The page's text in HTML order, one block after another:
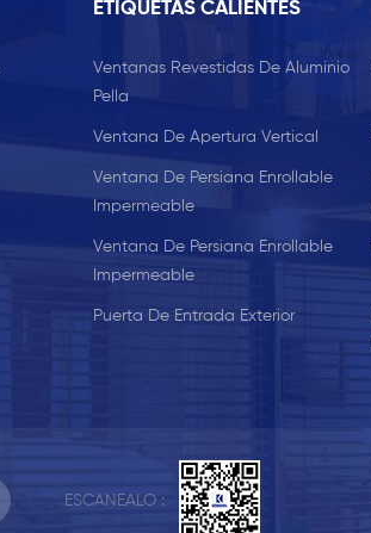
ETIQUETAS CALIENTES
Ventanas Revestidas De Aluminio
Pella
Ventana De Apertura Vertical
Ventana De Persiana Enrollable
Impermeable
Ventana De Persiana Enrollable
Impermeable
Puerta De Entrada Exterior
ESCANEALO :